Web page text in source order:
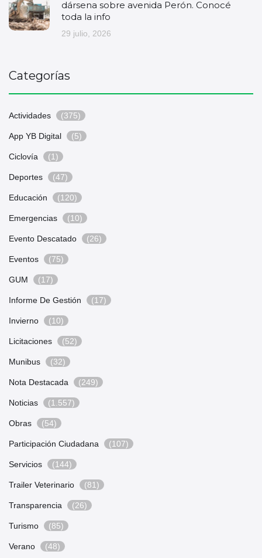
dársena sobre avenida Perón. Conocé
toda la info
29 julio, 2026
Categorías
Actividades (375)
App YB Digital (5)
Ciclovía (1)
Deportes (47)
Educación (120)
Emergencias (10)
Evento Descatado (26)
Eventos (75)
GUM (17)
Informe De Gestión (17)
Invierno (10)
Licitaciones (52)
Munibus (32)
Nota Destacada (249)
Noticias (1.557)
Obras (54)
Participación Ciudadana (107)
Servicios (144)
Trailer Veterinario (81)
Transparencia (26)
Turismo (85)
Verano (48)